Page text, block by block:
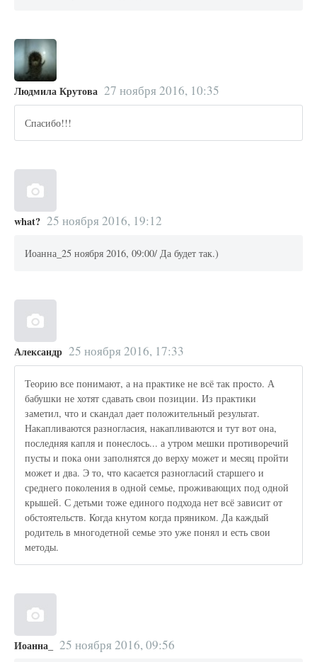
Людмила Крутова 27 ноября 2016, 10:35
Спасибо!!!
what? 25 ноября 2016, 19:12
Иоанна_25 ноября 2016, 09:00/ Да будет так.)
Александр 25 ноября 2016, 17:33
Теорию все понимают, а на практике не всё так просто. А
бабушки не хотят сдавать свои позиции. Из практики
заметил, что и скандал дает положительный результат.
Накапливаются разногласия, накапливаются и тут вот она,
последняя капля и понеслось... а утром мешки противоречий
пусты и пока они заполнятся до верху может и месяц пройти
может и два. Э то, что касается разногласий старшего и
среднего поколения в одной семье, проживающих под одной
крышей. С детьми тоже единого подхода нет всё зависит от
обстоятельств. Когда кнутом когда пряником. Да каждый
родитель в многодетной семье это уже понял и есть свои
методы.
Иоанна_ 25 ноября 2016, 09:56